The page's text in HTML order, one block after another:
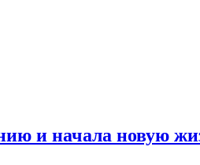
и начала новую